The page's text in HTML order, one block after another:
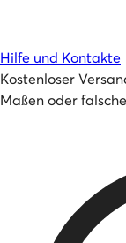
Hilfe und Kontakte
Kostenloser
Maßen oder